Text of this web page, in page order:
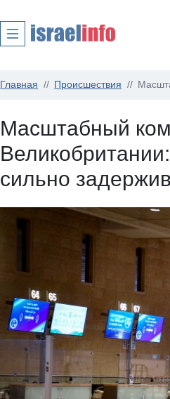
Главная Происшествия
Масштабный
сильно